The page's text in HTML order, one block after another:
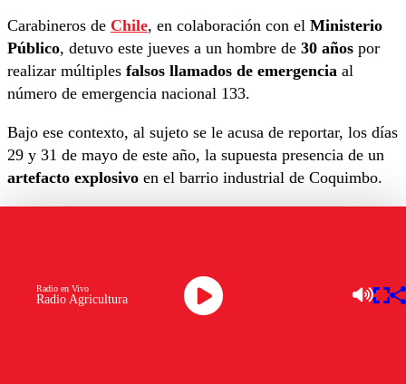
Carabineros de Chile, en colaboración con el Ministerio
Público, detuvo este jueves a un hombre de 30 años por
realizar múltiples falsos llamados de emergencia al
número de emergencia nacional 133.
Bajo ese contexto, al sujeto se le acusa de reportar, los días
29 y 31 de mayo de este año, la supuesta presencia de un
artefacto explosivo en el barrio industrial de Coquimbo.
Evidencia del falso llamado telefónico
reportando una bomba – Carabineros de
Radio Agricultura
Radio en Vivo